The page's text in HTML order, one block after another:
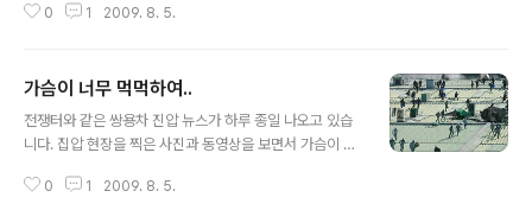
com/developerworks/kr/event/erich_gamma2/i
0 1 2009. 8. 5.
가슴이 너무 먹먹하여..
전쟁터와 같은 쌍용차 진압 뉴스가 하루 종일 나오고 있습
니다. 집압 현장을 찍은 사진과 동영상을 보면서 가슴이 너
무도 잔인하게 짓밣히고 있습니다. TV 뉴스를 바라보는 가
0 1 2009. 8. 5.